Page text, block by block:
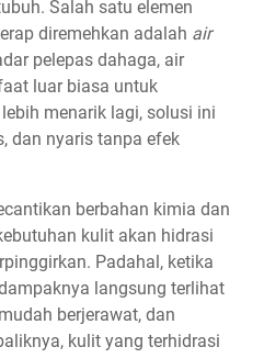
Salah satu elemen
diremehkan adalah air
pelepas dahaga, air
luar biasa untuk
menarik lagi, solusi ini
dan nyaris tanpa efek
berbahan kimia dan
kulit akan hidrasi
Padahal, ketika
langsung terlihat
berjerawat, dan
kulit yang terhidrasi